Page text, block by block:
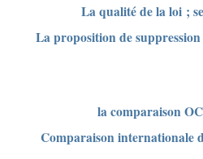
La qualité de la loi ;
La proposition de
la comparaison
Comparaison internationale